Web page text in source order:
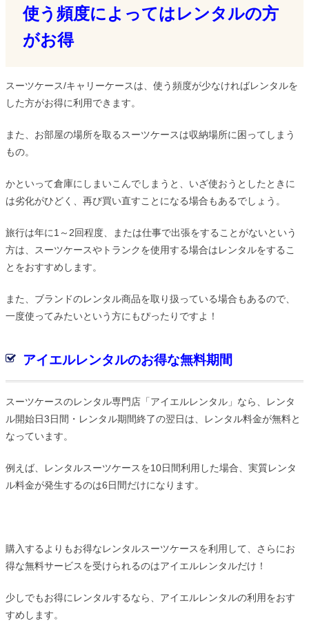
使う頻度によってはレンタルの方
がお得
スーツケース/キャリーケースは、使う頻度が少なければレンタルを
した方がお得に利用できます。
また、お部屋の場所を取るスーツケースは収納場所に困ってしまう
もの。
かといって倉庫にしまいこんでしまうと、いざ使おうとしたときに
は劣化がひどく、再び買い直すことになる場合もあるでしょう。
旅行は年に1～2回程度、または仕事で出張をすることがないという
方は、スーツケースやトランクを使用する場合はレンタルをするこ
とをおすすめします。
また、ブランドのレンタル商品を取り扱っている場合もあるので、
一度使ってみたいという方にもぴったりですよ！
アイエルレンタルのお得な無料期間
スーツケースのレンタル専門店「アイエルレンタル」なら、レンタ
ル開始日3日間・レンタル期間終了の翌日は、レンタル料金が無料と
なっています。
例えば、レンタルスーツケースを10日間利用した場合、実質レンタ
ル料金が発生するのは6日間だけになります。
購入するよりもお得なレンタルスーツケースを利用して、さらにお
得な無料サービスを受けられるのはアイエルレンタルだけ！
少しでもお得にレンタルするなら、アイエルレンタルの利用をおす
すめします。